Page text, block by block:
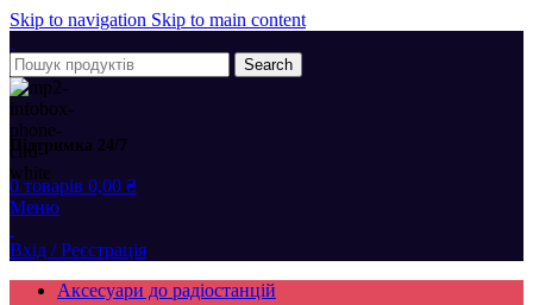
Skip to navigation Skip to main content
Search
Підтримка 24/7
0 товарів 0,00 ₴
Меню
Вхід / Реєстрація
Аксесуари до радіостанцій